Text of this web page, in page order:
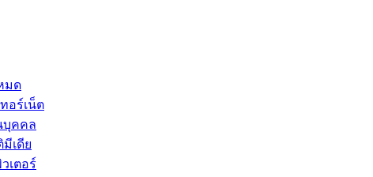
มด
อร์เน็ต
บุคคล
เดีย
เตอร์